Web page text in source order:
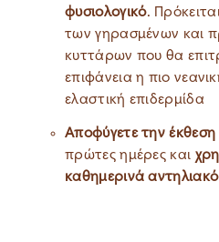
φυσιολογικό.
των γηρασμένων και
κυττάρων που θα
επιφάνεια η πιο
ελαστική επιδερμίδα
Αποφύγετε την έκθεση
πρώτες ημέρες και
καθημερινά αντηλιακό